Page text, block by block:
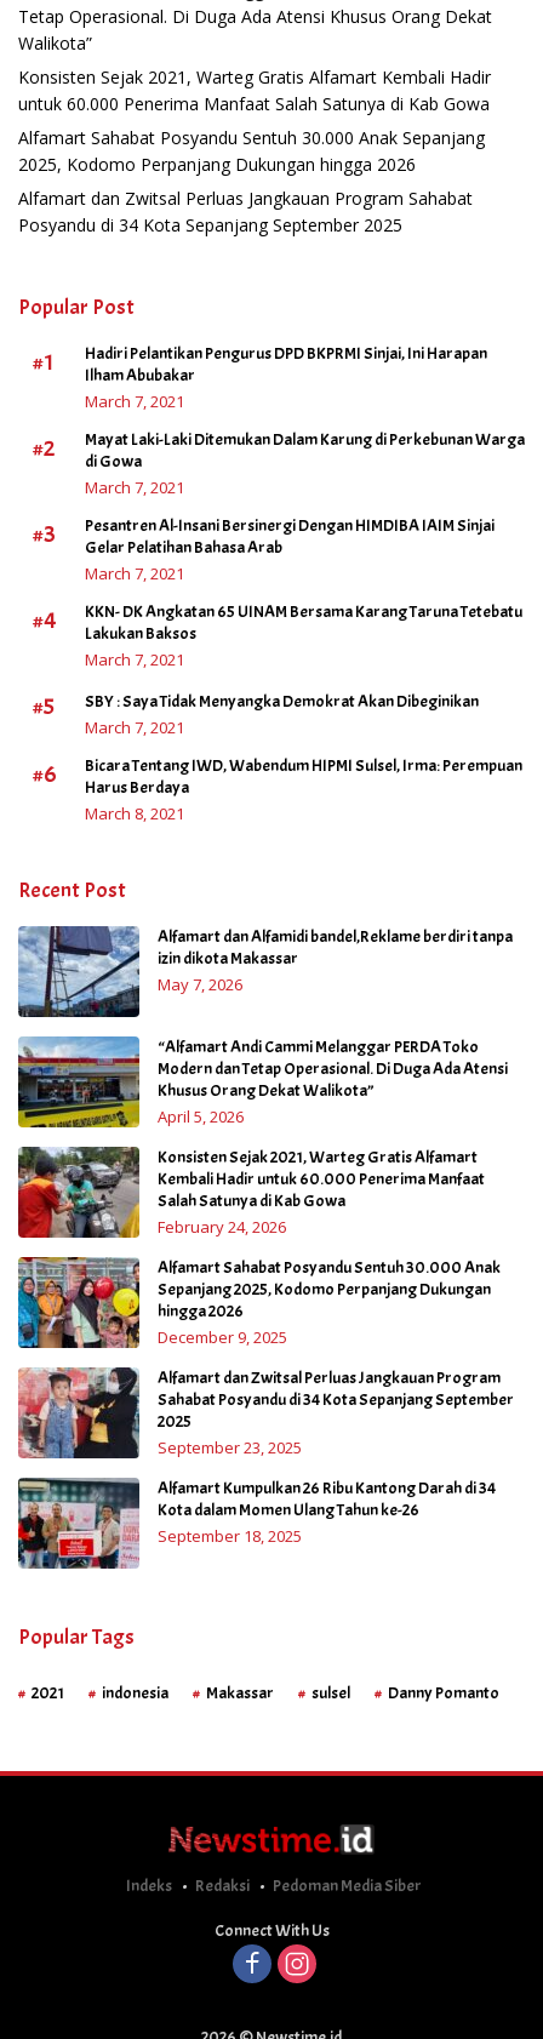
Tetap Operasional. Di Duga Ada Atensi Khusus Orang Dekat
Walikota”
Konsisten Sejak 2021, Warteg Gratis Alfamart Kembali Hadir
untuk 60.000 Penerima Manfaat Salah Satunya di Kab Gowa
Alfamart Sahabat Posyandu Sentuh 30.000 Anak Sepanjang
2025, Kodomo Perpanjang Dukungan hingga 2026
Alfamart dan Zwitsal Perluas Jangkauan Program Sahabat
Posyandu di 34 Kota Sepanjang September 2025
Popular Post
#1
Hadiri Pelantikan Pengurus DPD BKPRMI Sinjai, Ini Harapan
Ilham Abubakar
March 7, 2021
#2
Mayat Laki-Laki Ditemukan Dalam Karung di Perkebunan Warga
di Gowa
March 7, 2021
#3
Pesantren Al-Insani Bersinergi Dengan HIMDIBA IAIM Sinjai
Gelar Pelatihan Bahasa Arab
March 7, 2021
#4
KKN- DK Angkatan 65 UINAM Bersama Karang Taruna Tetebatu
Lakukan Baksos
March 7, 2021
#5 SBY : Saya Tidak Menyangka Demokrat Akan Dibeginikan
March 7, 2021
#6
Bicara Tentang IWD, Wabendum HIPMI Sulsel, Irma: Perempuan
Harus Berdaya
March 8, 2021
Recent Post
Alfamart dan Alfamidi bandel,Reklame berdiri tanpa
izin dikota Makassar
May 7, 2026
“Alfamart Andi Cammi Melanggar PERDA Toko
Modern dan Tetap Operasional. Di Duga Ada Atensi
Khusus Orang Dekat Walikota”
April 5, 2026
Konsisten Sejak 2021, Warteg Gratis Alfamart
Kembali Hadir untuk 60.000 Penerima Manfaat
Salah Satunya di Kab Gowa
February 24, 2026
Alfamart Sahabat Posyandu Sentuh 30.000 Anak
Sepanjang 2025, Kodomo Perpanjang Dukungan
hingga 2026
December 9, 2025
Alfamart dan Zwitsal Perluas Jangkauan Program
Sahabat Posyandu di 34 Kota Sepanjang September
2025
September 23, 2025
Alfamart Kumpulkan 26 Ribu Kantong Darah di 34
Kota dalam Momen Ulang Tahun ke-26
September 18, 2025
Popular Tags
2021 indonesia Makassar sulsel Danny Pomanto
Indeks Redaksi Pedoman Media Siber
Connect With Us